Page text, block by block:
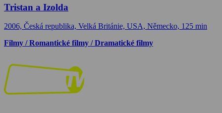
Tristan a Izolda
2006, Česká republika, Velká Británie, USA, Německo, 125 min
Filmy / Romantické filmy / Dramatické filmy